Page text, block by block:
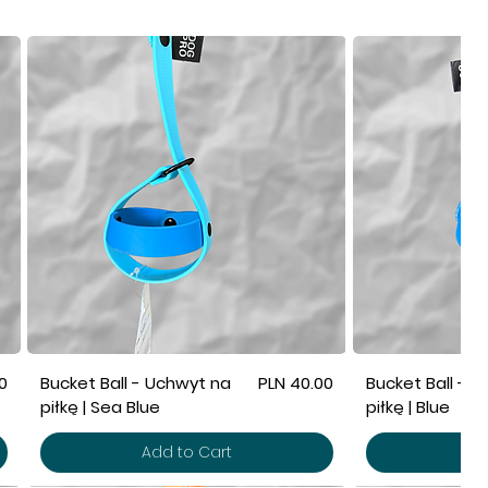
Bucket Ball - Uchwyt na
piłkę | Sea Blue
Price
PLN 40.00
Add to Cart
Bucket Ball -
piłkę | Blue